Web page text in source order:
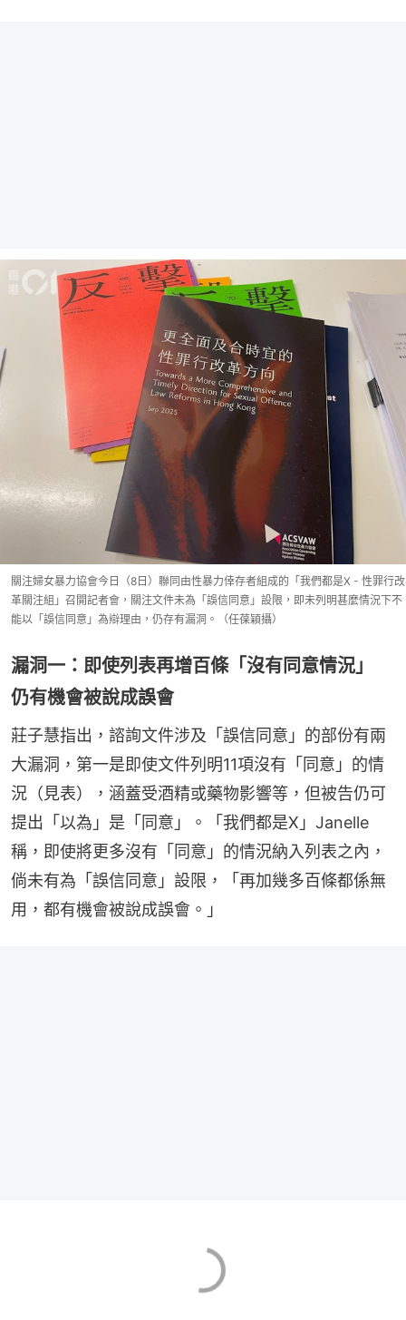
關注婦女暴力協會今日（8日）聯同由性暴力倖存者組成的「我們都是X - 性罪行改
革關注組」召開記者會，關注文件未為「誤信同意」設限，即未列明甚麼情況下不
能以「誤信同意」為辯理由，仍存有漏洞。（任葆穎攝）
漏洞一：即使列表再增百條「沒有同意情況」
仍有機會被說成誤會
莊子慧指出，諮詢文件涉及「誤信同意」的部份有兩
大漏洞，第一是即使文件列明11項沒有「同意」的情
況（見表），涵蓋受酒精或藥物影響等，但被告仍可
提出「以為」是「同意」。「我們都是X」Janelle
稱，即使將更多沒有「同意」的情況納入列表之內，
倘未有為「誤信同意」設限，「再加幾多百條都係無
用，都有機會被說成誤會。」